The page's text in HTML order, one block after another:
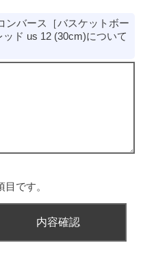
ンバース［バスケットボー
ド us 12 (30cm)について
です。